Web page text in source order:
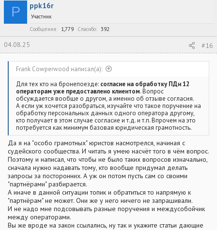
P ppk16r
Участник
Сообщения
1,779 Спасибо 392
04.08.25 #16
Frank Cowperwood написал(а):
Для тех кто на бронепоезде: согласие на обработку ПДн 12
операторам уже предоставлено клиентом. Вопрос
обсуждается вообще о другом, а именно об отзыве согласия.
А если уж хочется разобраться, изучайте что такое поручение на
обработку персональных данных одного оператора другому,
кто получает в этом случае согласие и т.д. и т.п. Впрочем на это
потребуется как минимум базовая юридическая грамотность.
Да я на "особо грамотных" юристов насмотрелся, начиная с
судейского сообщества. И читать я умею насчёт того в чём вопрос.
Поэтому и написал, что чтобы не было таких вопросов изначально,
сначала нужно надавать тому, кто вообще придумал делать
запросы за посторонних. А уж он потом пусть сам со своими
"партнёрами" разбирается.
А иначе в данной ситуации топик и обратиться то напрямую к
"партнёрам" не может. Они же у него ничего не запрашивали.
И не надо мне подсовывать разные поручения и междусобойчик
между операторами.
Вы же вроде на закон ссылались, ну так и укажите статьи дающие